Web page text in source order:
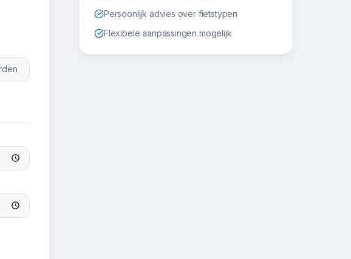
Persoonlijk advies over fietstypen
Flexibele aanpassingen mogelijk